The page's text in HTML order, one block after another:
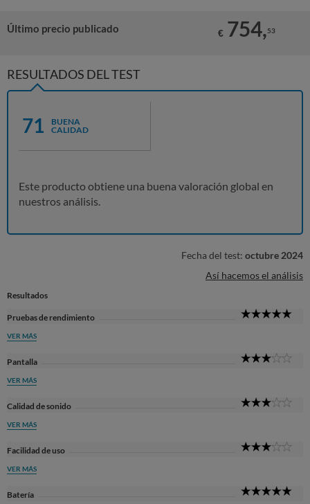
Último precio publicado € 754,53
RESULTADOS DEL TEST
71
BUENA
CALIDAD
Este producto obtiene una buena valoración global en
nuestros análisis.
Fecha del test: octubre 2024
Así hacemos el análisis
Resultados
Pruebas de rendimiento
VER MÁS
Pantalla
VER MÁS
Calidad de sonido
VER MÁS
Facilidad de uso
VER MÁS
Batería